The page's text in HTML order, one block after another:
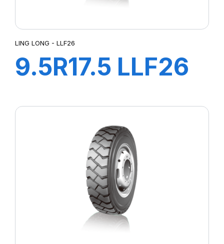
LING LONG - LLF26
9.5R17.5 LLF26